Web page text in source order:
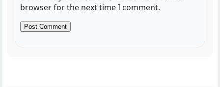
browser for the next time I comment.